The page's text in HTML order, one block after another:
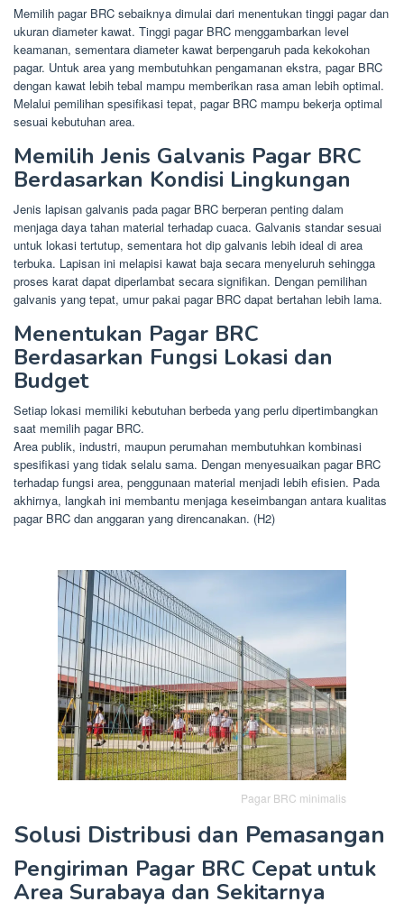
Memilih pagar BRC sebaiknya dimulai dari menentukan tinggi pagar dan
ukuran diameter kawat. Tinggi pagar BRC menggambarkan level
keamanan, sementara diameter kawat berpengaruh pada kekokohan
pagar. Untuk area yang membutuhkan pengamanan ekstra, pagar BRC
dengan kawat lebih tebal mampu memberikan rasa aman lebih optimal.
Melalui pemilihan spesifikasi tepat, pagar BRC mampu bekerja optimal
sesuai kebutuhan area.
Memilih Jenis Galvanis Pagar BRC
Berdasarkan Kondisi Lingkungan
Jenis lapisan galvanis pada pagar BRC berperan penting dalam
menjaga daya tahan material terhadap cuaca. Galvanis standar sesuai
untuk lokasi tertutup, sementara hot dip galvanis lebih ideal di area
terbuka. Lapisan ini melapisi kawat baja secara menyeluruh sehingga
proses karat dapat diperlambat secara signifikan. Dengan pemilihan
galvanis yang tepat, umur pakai pagar BRC dapat bertahan lebih lama.
Menentukan Pagar BRC
Berdasarkan Fungsi Lokasi dan
Budget
Setiap lokasi memiliki kebutuhan berbeda yang perlu dipertimbangkan
saat memilih pagar BRC.
Area publik, industri, maupun perumahan membutuhkan kombinasi
spesifikasi yang tidak selalu sama. Dengan menyesuaikan pagar BRC
terhadap fungsi area, penggunaan material menjadi lebih efisien. Pada
akhirnya, langkah ini membantu menjaga keseimbangan antara kualitas
pagar BRC dan anggaran yang direncanakan. (H2)
Pagar BRC minimalis
Solusi Distribusi dan Pemasangan
Pengiriman Pagar BRC Cepat untuk
Area Surabaya dan Sekitarnya